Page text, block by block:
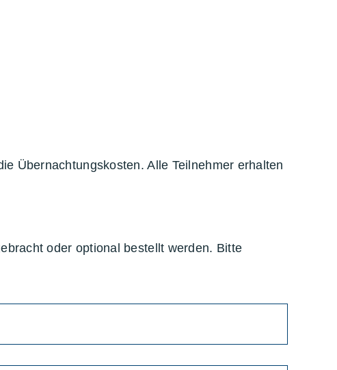
Übernachtungskosten. Alle Teilnehmer erhalten
oder optional bestellt werden. Bitte